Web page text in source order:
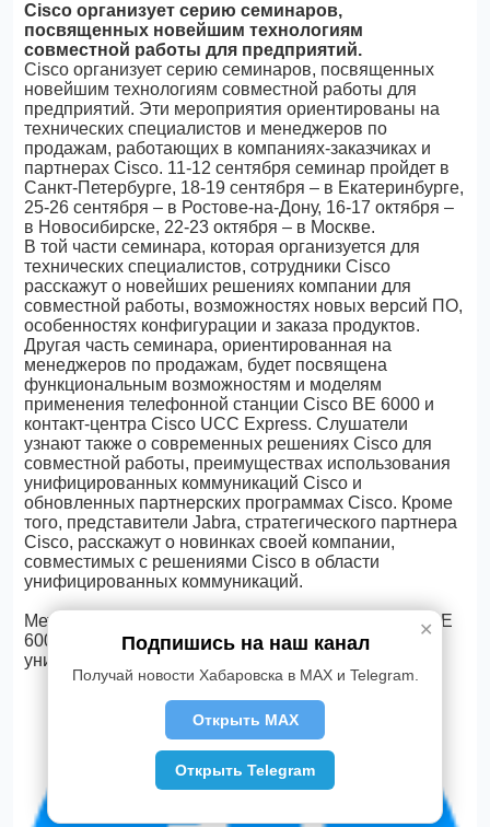
Cisco организует серию семинаров,
посвященных новейшим технологиям
совместной работы для предприятий.
Cisco организует серию семинаров, посвященных
новейшим технологиям совместной работы для
предприятий. Эти мероприятия ориентированы на
технических специалистов и менеджеров по
продажам, работающих в компаниях-заказчиках и
партнерах Cisco. 11-12 сентября семинар пройдет в
Санкт-Петербурге, 18-19 сентября – в Екатеринбурге,
25-26 сентября – в Ростове-на-Дону, 16-17 октября –
в Новосибирске, 22-23 октября – в Москве.
В той части семинара, которая организуется для
технических специалистов, сотрудники Cisco
расскажут о новейших решениях компании для
совместной работы, возможностях новых версий ПО,
особенностях конфигурации и заказа продуктов.
Другая часть семинара, ориентированная на
менеджеров по продажам, будет посвящена
функциональным возможностям и моделям
применения телефонной станции Cisco BE 6000 и
контакт-центра Cisco UCC Express. Слушатели
узнают также о современных решениях Cisco для
совместной работы, преимуществах использования
унифицированных коммуникаций Cisco и
обновленных партнерских программах Cisco. Кроме
того, представители Jabra, стратегического партнера
Cisco, расскажут о новинках своей компании,
совместимых с решениями Cisco в области
унифицированных коммуникаций.
Метки: Cisco, семинар, совместная
, Cisco BE
6000, Cisco UCC Express, контакт-центр,
унифицированные коммуникации, Jabra.
✕
Подпишись на наш канал
Получай новости Хабаровска в MAX и Telegram.
Открыть MAX
Открыть Telegram